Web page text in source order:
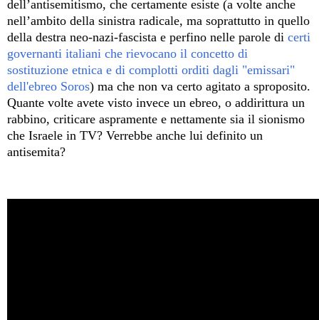
dell’antisemitismo, che certamente esiste (a volte anche
nell’ambito della sinistra radicale, ma soprattutto in quello
della destra neo-nazi-fascista e perfino nelle parole di certi
governanti italiani che rievocano il concetto di
sostituzione etnica e di complotti orditi dagli "emissari"
dell'ebreo Soros) ma che non va certo agitato a sproposito.
Quante volte avete visto invece un ebreo, o addirittura un
rabbino, criticare aspramente e nettamente sia il sionismo
che Israele in TV? Verrebbe anche lui definito un
antisemita?